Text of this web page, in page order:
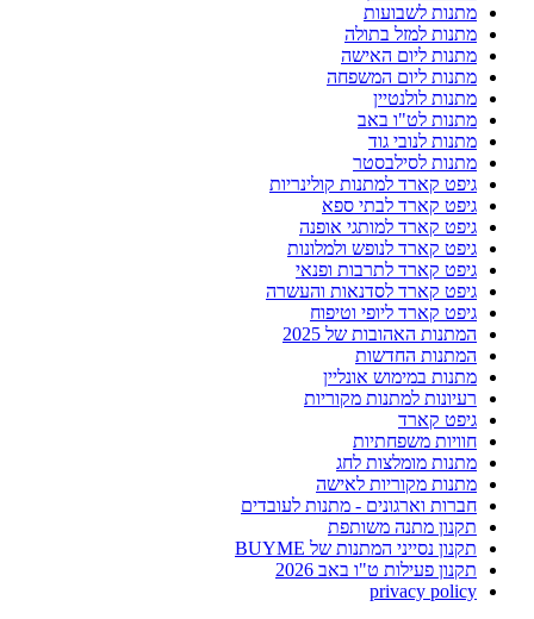
מתנות לשבועות
מתנות למזל בתולה
מתנות ליום האישה
מתנות ליום המשפחה
מתנות לולנטיין
מתנות לט"ו באב
מתנות לנובי גוד
מתנות לסילבסטר
גיפט קארד למתנות קולינריות
גיפט קארד לבתי ספא
גיפט קארד למותגי אופנה
גיפט קארד לנופש ולמלונות
גיפט קארד לתרבות ופנאי
גיפט קארד לסדנאות והעשרה
גיפט קארד ליופי וטיפוח
המתנות האהובות של 2025
המתנות החדשות
מתנות במימוש אונליין
רעיונות למתנות מקוריות
גיפט קארד
חוויות משפחתיות
מתנות מומלצות לחג
מתנות מקוריות לאישה
חברות וארגונים - מתנות לעובדים
תקנון מתנה משותפת
תקנון נסייני המתנות של BUYME
תקנון פעילות ט"ו באב 2026
privacy policy